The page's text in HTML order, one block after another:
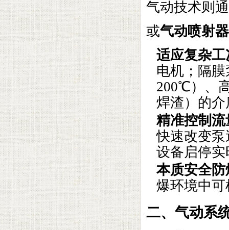
气动技术则
或气动喷射器
适应复杂工
电机；隔
200℃）、
焊渣）的介
精准控制流
快速改变
设备启停
本质安全防
爆环境中
二、气动系